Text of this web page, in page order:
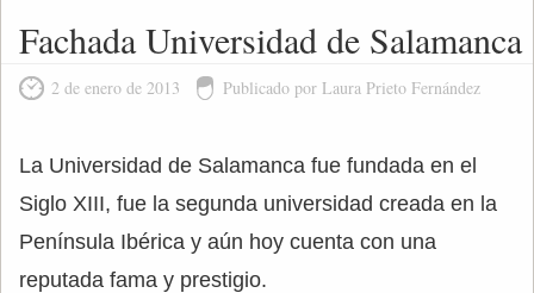
Fachada Universidad de Salamanca
2 de enero de 2013 Publicado por Laura Prieto Fernández
La Universidad de Salamanca fue fundada en el
Siglo XIII, fue la segunda universidad creada en la
Península Ibérica y aún hoy cuenta con una
reputada fama y prestigio.